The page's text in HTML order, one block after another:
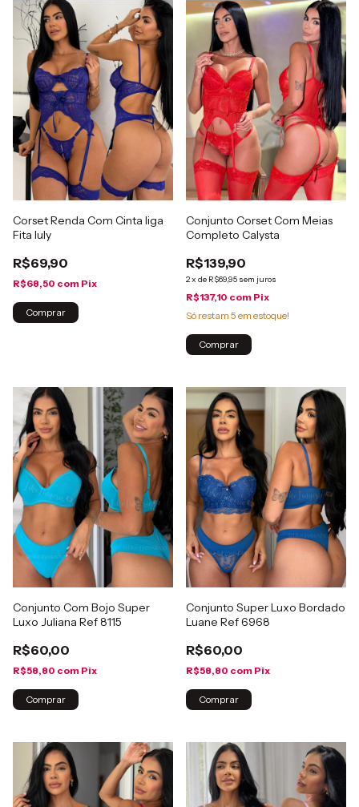
Corset Renda Com Cinta liga
Fita Iuly
R$69,90
R$68,50 com Pix
Comprar
Conjunto Corset Com Meias
Completo Calysta
R$139,90
2x de R$69,95 sem juros
R$137,10 com Pix
Só restam 5 em estoque!
Comprar
Conjunto Com Bojo Super
Luxo Juliana Ref 8115
R$60,00
R$58,80 com Pix
Comprar
Conjunto Super Luxo Bordado
Luane Ref 6968
R$60,00
R$58,80 com Pix
Comprar